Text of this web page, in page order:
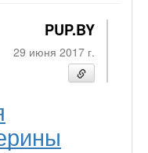
PUP.BY
29 июня 2017 г.